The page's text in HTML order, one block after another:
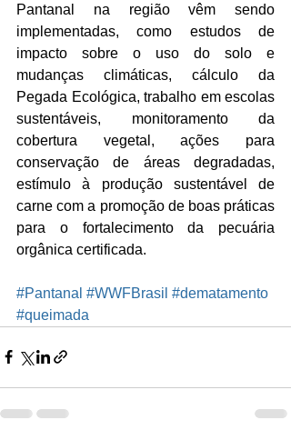
Pantanal na região vêm sendo
implementadas, como estudos de
impacto sobre o uso do solo e
mudanças climáticas, cálculo da
Pegada Ecológica, trabalho em escolas
sustentáveis, monitoramento da
cobertura vegetal, ações para
conservação de áreas degradadas,
estímulo à produção sustentável de
carne com a promoção de boas práticas
para o fortalecimento da pecuária
orgânica certificada.
#Pantanal #WWFBrasil #dematamento
#queimada